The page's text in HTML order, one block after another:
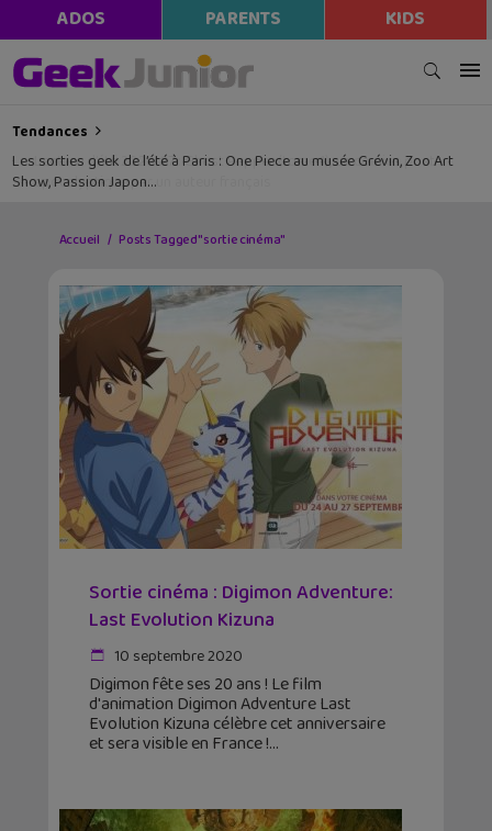
ADOS PARENTS KIDS
Tendances
Les sorties geek de l’été à Paris : One Piece au musée Grévin, Zoo Art
Show, Passion Japon…
Accueil Posts Tagged "sortie cinéma"
Sortie cinéma : Digimon Adventure:
Last Evolution Kizuna
10 septembre 2020
Digimon fête ses 20 ans ! Le film
d'animation Digimon Adventure Last
Evolution Kizuna célèbre cet anniversaire
et sera visible en France !